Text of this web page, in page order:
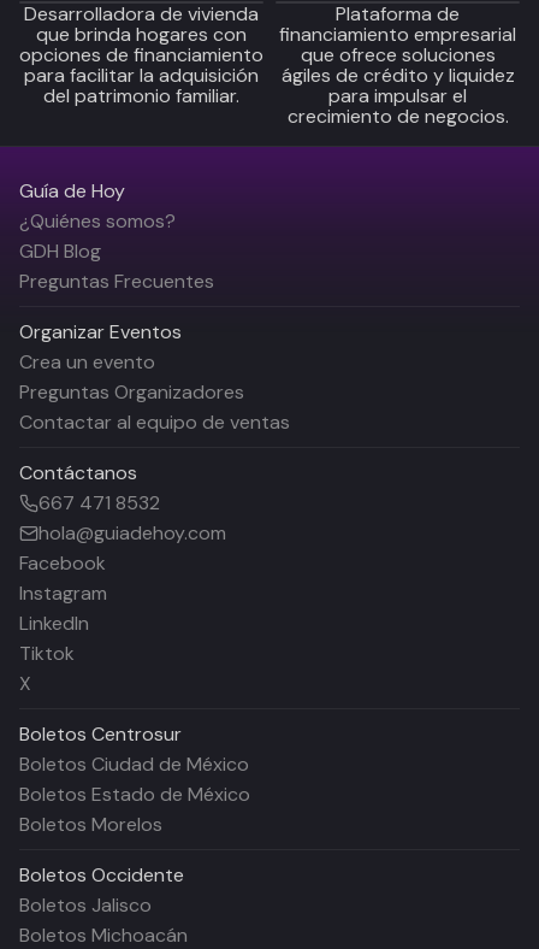
Desarrolladora de vivienda
que brinda hogares con
opciones de financiamiento
para facilitar la adquisición
del patrimonio familiar.
Plataforma de
financiamiento empresarial
que ofrece soluciones
ágiles de crédito y liquidez
para impulsar el
crecimiento de negocios.
Guía de Hoy
¿Quiénes somos?
GDH Blog
Preguntas Frecuentes
Organizar Eventos
Crea un evento
Preguntas Organizadores
Contactar al equipo de ventas
Contáctanos
667 471 8532
hola@guiadehoy.com
Facebook
Instagram
LinkedIn
Tiktok
X
Boletos Centrosur
Boletos Ciudad de México
Boletos Estado de México
Boletos Morelos
Boletos Occidente
Boletos Jalisco
Boletos Michoacán